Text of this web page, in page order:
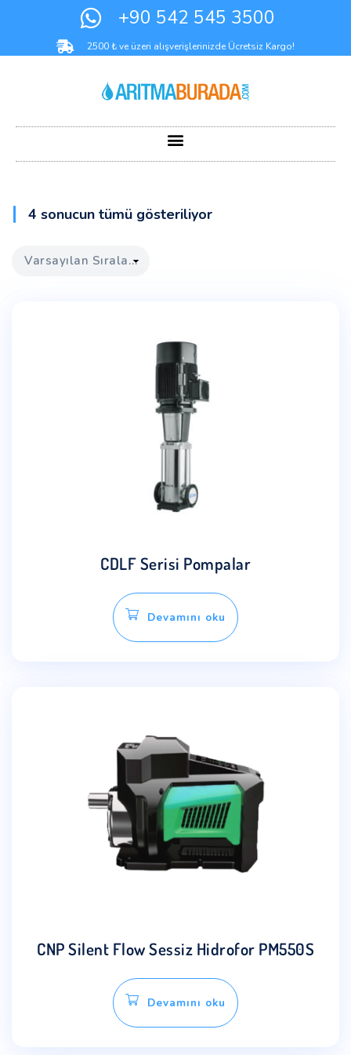
+90 542 545 3500
2500 ₺ ve üzeri alışverişlerinizde Ücretsiz Kargo!
4 sonucun tümü gösteriliyor
CDLF Serisi Pompalar
Devamını oku
CNP Silent Flow Sessiz Hidrofor PM550S
Devamını oku